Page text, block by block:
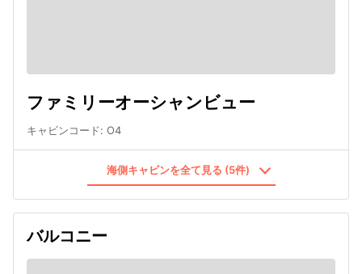
ファミリーオーシャンビュー
キャビンコード: O4
海側キャビンを全て見る (5件)
バルコニー